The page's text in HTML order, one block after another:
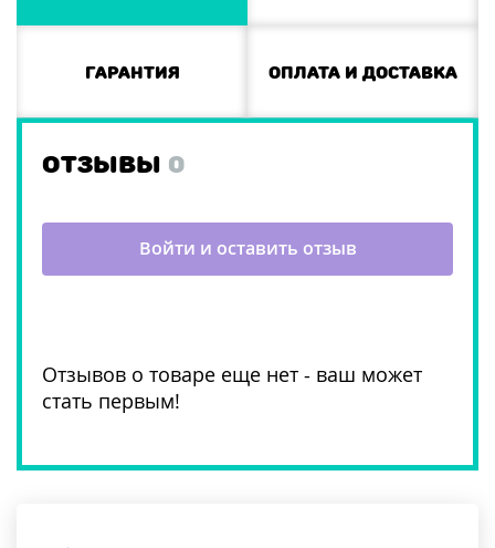
Гарантия Оплата и доставка
ОТЗЫВЫ 0
Отзывов о товаре еще нет - ваш может
стать первым!
Войти и оставить отзыв